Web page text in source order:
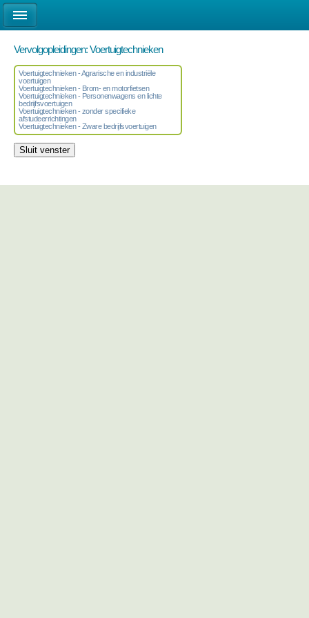
Vervolgopleidingen: Voertuigtechnieken
Voertuigtechnieken - Agrarische en industriële
voertuigen
Voertuigtechnieken - Brom- en motorfietsen
Voertuigtechnieken - Personenwagens en lichte
bedrijfsvoertuigen
Voertuigtechnieken - zonder specifieke
afstudeerrichtingen
Voertuigtechnieken - Zware bedrijfsvoertuigen
Sluit venster